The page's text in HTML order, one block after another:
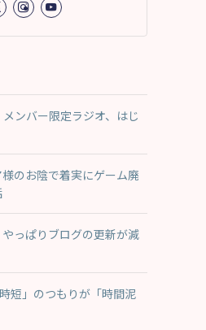
ンバー限定ラジオ、はじ
のお陰で着実にゲーム廃
っぱりブログの更新が減
短」のつもりが「時間泥